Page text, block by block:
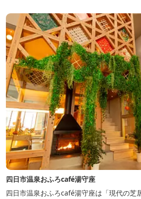
四日市温泉おふろcafé湯守座
四日市温泉おふろcafé湯守座は「現代の芝